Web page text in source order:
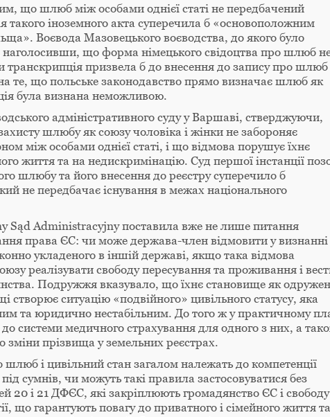
що шлюб між особами однієї статі не передбачений
такого іноземного акта суперечила б «основоположним
Воєвода Мазовецького воєводства, до якого було
наголосивши, що форма німецького свідоцтва про шлюб
транскрипція призвела б до внесення до запису про шлюб
те, що польське законодавство прямо визначає шлюб як
була визнана неможливою.
адміністративного суду у Варшаві, стверджуючи,
шлюбу як союзу чоловіка і жінки не забороняє
між особами однієї статі, і що відмова порушує їхнє
життя та на недискримінацію. Суд першої інстанції
шлюбу та його внесення до реєстру суперечило б
не передбачає існування в межах національного
Sąd Administracyjny поставила вже не лише питання
права ЄС: чи може держава-член відмовити у
укладеного в іншій державі, якщо така відмова
реалізувати свободу пересування та проживання і
Подружжя вказувало, що їхнє становище як
ситуацію «подвійного» цивільного статусу, яка
та юридично нестабільним. До того ж у практичному
системи медичного страхування для одного з них, а
зміни прізвища у земельних реєстрах.
і цивільний стан загалом належать до компетенції
сумнів, чи можуть такі правила застосовуватися без
20 і 21 ДФЄС, які закріплюють громадянство ЄС і свободу
що гарантують повагу до приватного і сімейного життя та